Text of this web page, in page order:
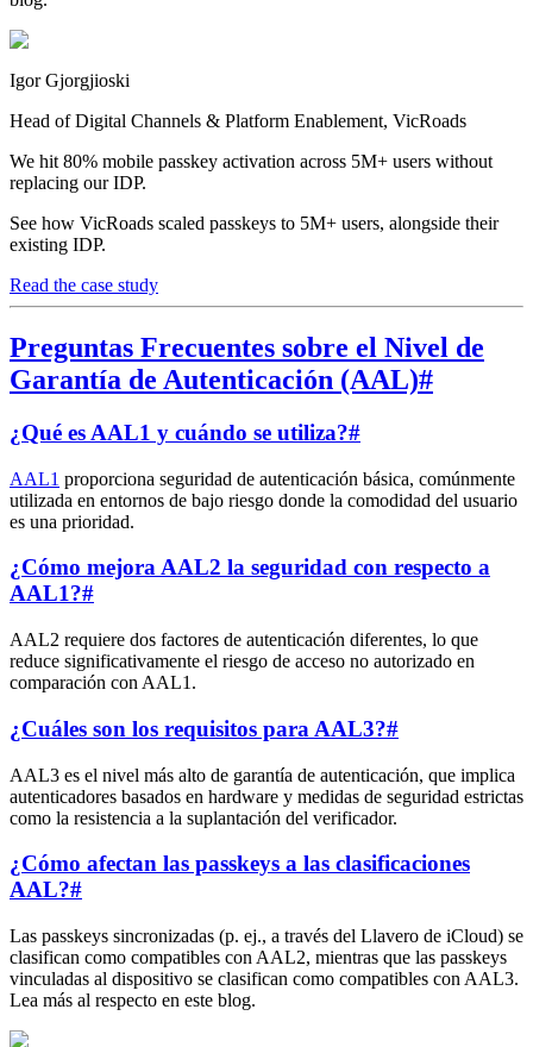
Igor Gjorgjioski
Head of Digital Channels & Platform Enablement, VicRoads
We hit 80% mobile passkey activation across 5M+ users without
replacing our IDP.
See how VicRoads scaled passkeys to 5M+ users, alongside their
existing IDP.
Read the case study
Preguntas Frecuentes sobre el Nivel de
Garantía de Autenticación (AAL)#
¿Qué es AAL1 y cuándo se utiliza?#
AAL1 proporciona seguridad de autenticación básica, comúnmente
utilizada en entornos de bajo riesgo donde la comodidad del usuario
es una prioridad.
¿Cómo mejora AAL2 la seguridad con respecto a
AAL1?#
AAL2 requiere dos factores de autenticación diferentes, lo que
reduce significativamente el riesgo de acceso no autorizado en
comparación con AAL1.
¿Cuáles son los requisitos para AAL3?#
AAL3 es el nivel más alto de garantía de autenticación, que implica
autenticadores basados en hardware y medidas de seguridad estrictas
como la resistencia a la suplantación del verificador.
¿Cómo afectan las passkeys a las clasificaciones
AAL?#
Las passkeys sincronizadas (p. ej., a través del Llavero de iCloud) se
clasifican como compatibles con AAL2, mientras que las passkeys
vinculadas al dispositivo se clasifican como compatibles con AAL3.
Lea más al respecto en este blog.